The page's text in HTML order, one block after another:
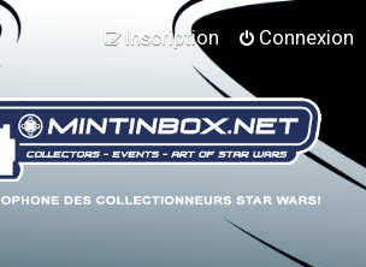
Connexion
Inscription